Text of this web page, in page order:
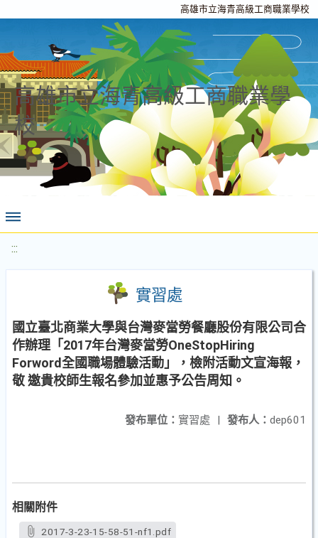
高雄市立海青高級工商職業學校
高雄市立海青高級工商職業學
校
:::
實習處
國立臺北商業大學與台灣麥當勞餐廳股份有限公司合
作辦理「2017年台灣麥當勞OneStopHiring
Forword全國職場體驗活動」，檢附活動文宣海報，
敬 邀貴校師生報名參加並惠予公告周知。
發布人： dep601
發布單位： 實習處 |
相關附件
2017-3-23-15-58-51-nf1.pdf